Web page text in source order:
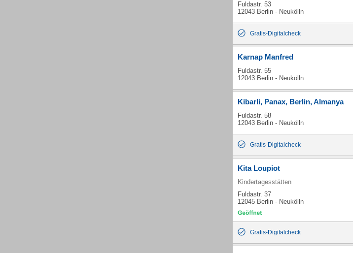
Fuldastr. 53
12043 Berlin - Neukölln
Gratis-Digitalcheck
Karnap Manfred
Fuldastr. 55
12043 Berlin - Neukölln
Kibarli, Panax, Berlin, Almanya
Fuldastr. 58
12043 Berlin - Neukölln
Gratis-Digitalcheck
Kita Loupiot
Kindertagesstätten
Fuldastr. 37
12045 Berlin - Neukölln
Gratis-Digitalcheck